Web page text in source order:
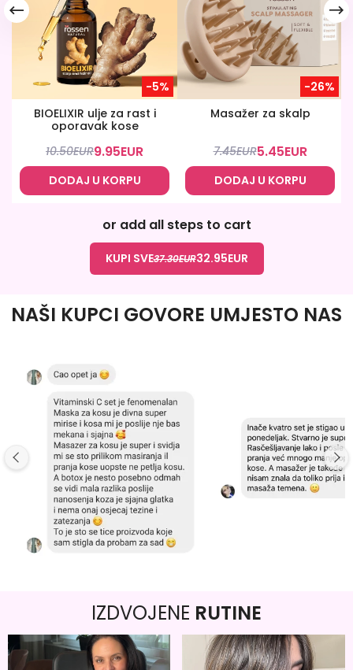
-5%
BIOELIXIR ulje za rast i
oporavak kose
10.50EUR9.95EUR
DODAJ U KORPU
-26%
Masažer za skalp
7.45EUR5.45EUR
DODAJ U KORPU
or add all steps to cart
KUPI SVE37.30EUR32.95EUR
NAŠI KUPCI GOVORE UMJESTO NAS
IZDVOJENE RUTINE